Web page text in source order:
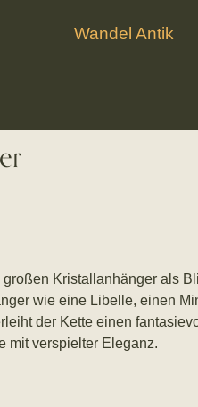
Wandel Antik
Kristallanhänger als
wie eine Libelle, einen
der Kette einen
mit verspielter Eleganz.